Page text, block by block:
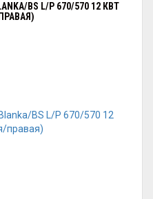
BS L/P 670/570 12 КВТ